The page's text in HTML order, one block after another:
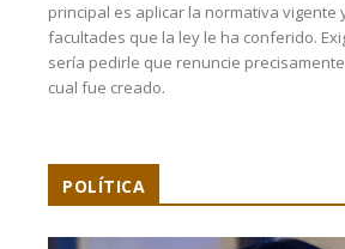
principal es aplicar la normativa vigente
facultades que la ley le ha conferido.
sería pedirle que renuncie
cual fue creado.
POLÍTICA